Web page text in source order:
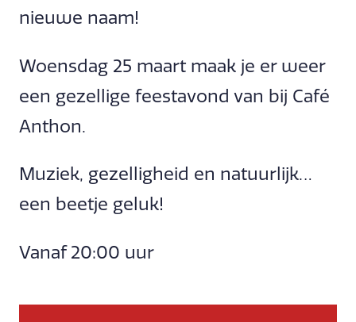
nieuwe naam!
Woensdag 25 maart maak je er weer
een gezellige feestavond van bij Café
Anthon.
Muziek, gezelligheid en natuurlijk…
een beetje geluk!
Vanaf 20:00 uur